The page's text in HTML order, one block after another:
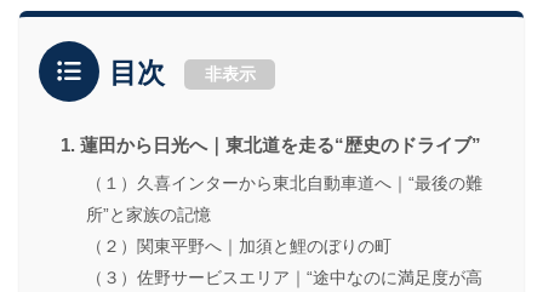
目次 非表示
1. 蓮田から日光へ｜東北道を走る“歴史のドライブ”
（１）久喜インターから東北自動車道へ｜“最後の難
所”と家族の記憶
（２）関東平野へ｜加須と鯉のぼりの町
（３）佐野サービスエリア｜“途中なのに満足度が高